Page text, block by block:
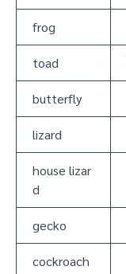
frog
toad
butterfly
lizard
house lizar
d
gecko
cockroach